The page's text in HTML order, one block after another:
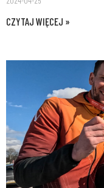
CZYTAJ WIĘCEJ »